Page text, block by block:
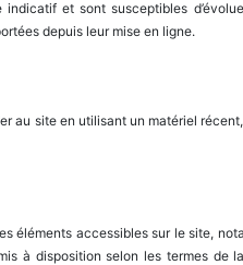
et sont susceptibles
depuis leur mise en ligne.
au site en utilisant un matériel
éléments accessibles sur le site,
à disposition selon les termes de